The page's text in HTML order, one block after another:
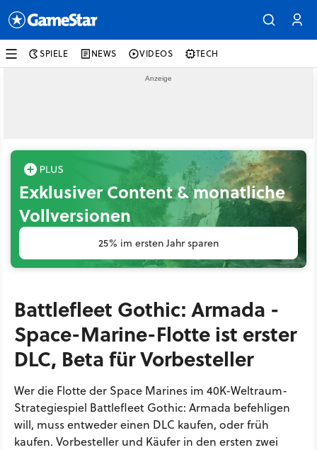
SPIELE NEWS VIDEOS TECH
Exklusiver Content & monatliche
Vollversionen
25% im ersten Jahr sparen
Battlefleet Gothic: Armada -
Space-Marine-Flotte ist erster
DLC, Beta für Vorbesteller
Wer die Flotte der Space Marines im 40K-Weltraum-
Strategiespiel Battlefleet Gothic: Armada befehligen
will, muss entweder einen DLC kaufen, oder früh
kaufen. Vorbesteller und Käufer in den ersten zwei